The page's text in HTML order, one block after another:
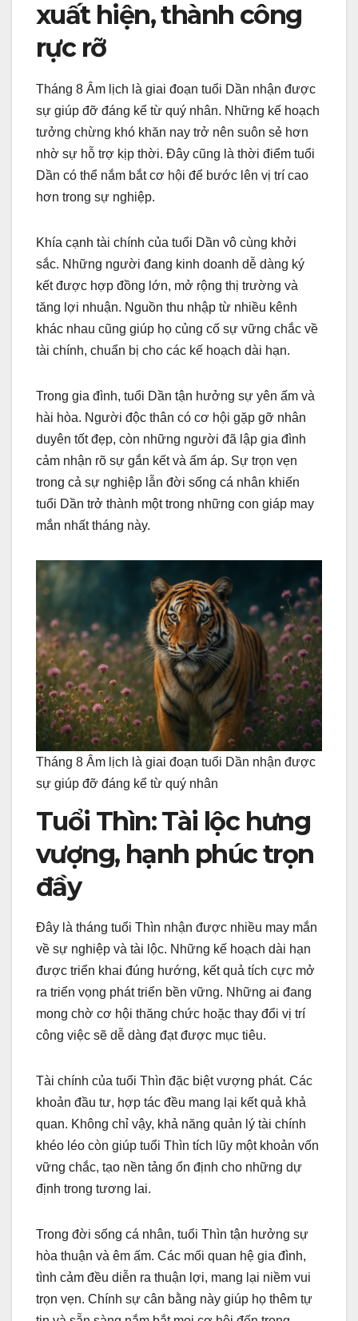
xuất hiện, thành công
rực rỡ
Tháng 8 Âm lịch là giai đoạn tuổi Dần nhận được
sự giúp đỡ đáng kể từ quý nhân. Những kế hoạch
tưởng chừng khó khăn nay trở nên suôn sẻ hơn
nhờ sự hỗ trợ kịp thời. Đây cũng là thời điểm tuổi
Dần có thể nắm bắt cơ hội để bước lên vị trí cao
hơn trong sự nghiệp.
Khía cạnh tài chính của tuổi Dần vô cùng khởi
sắc. Những người đang kinh doanh dễ dàng ký
kết được hợp đồng lớn, mở rộng thị trường và
tăng lợi nhuận. Nguồn thu nhập từ nhiều kênh
khác nhau cũng giúp họ củng cố sự vững chắc về
tài chính, chuẩn bị cho các kế hoạch dài hạn.
Trong gia đình, tuổi Dần tận hưởng sự yên ấm và
hài hòa. Người độc thân có cơ hội gặp gỡ nhân
duyên tốt đẹp, còn những người đã lập gia đình
cảm nhận rõ sự gắn kết và ấm áp. Sự trọn vẹn
trong cả sự nghiệp lẫn đời sống cá nhân khiến
tuổi Dần trở thành một trong những con giáp may
mắn nhất tháng này.
Tháng 8 Âm lịch là giai đoạn tuổi Dần nhận được
sự giúp đỡ đáng kể từ quý nhân
Tuổi Thìn: Tài lộc hưng
vượng, hạnh phúc trọn
đầy
Đây là tháng tuổi Thìn nhận được nhiều may mắn
về sự nghiệp và tài lộc. Những kế hoạch dài hạn
được triển khai đúng hướng, kết quả tích cực mở
ra triển vọng phát triển bền vững. Những ai đang
mong chờ cơ hội thăng chức hoặc thay đổi vị trí
công việc sẽ dễ dàng đạt được mục tiêu.
Tài chính của tuổi Thìn đặc biệt vượng phát. Các
khoản đầu tư, hợp tác đều mang lại kết quả khả
quan. Không chỉ vậy, khả năng quản lý tài chính
khéo léo còn giúp tuổi Thìn tích lũy một khoản vốn
vững chắc, tạo nền tảng ổn định cho những dự
định trong tương lai.
Trong đời sống cá nhân, tuổi Thìn tận hưởng sự
hòa thuận và êm ấm. Các mối quan hệ gia đình,
tình cảm đều diễn ra thuận lợi, mang lại niềm vui
trọn vẹn. Chính sự cân bằng này giúp họ thêm tự